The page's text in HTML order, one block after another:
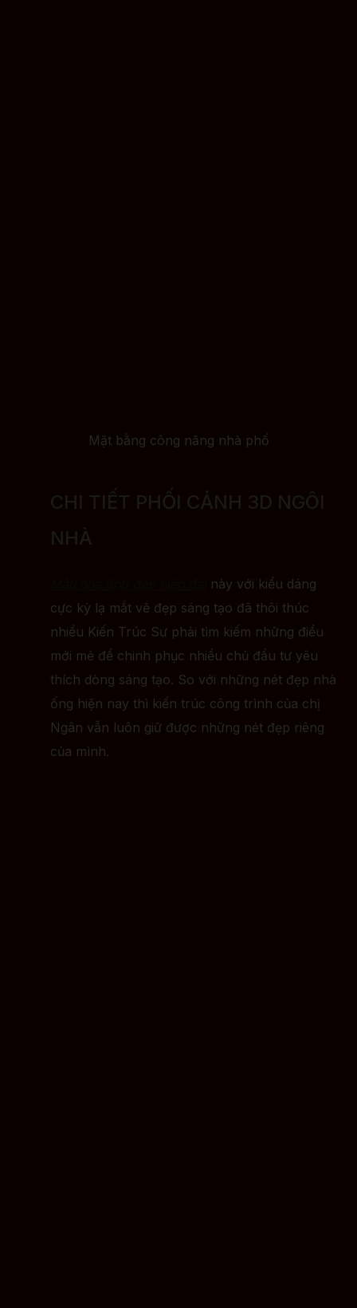
Mặt bằng công năng nhà phố
CHI TIẾT PHỐI CẢNH 3D NGÔI
NHÀ
này với kiểu dáng
cực kỳ lạ mắt vẽ đẹp sáng tạo đã thôi thúc
nhiều Kiến Trúc Sư phải tìm kiếm những điều
mới mẻ để chinh phục nhiều chủ đầu tư yêu
thích dòng sáng tạo. So với những nét đẹp nhà
ống hiện nay thì kiến trúc công trình của chị
Ngân vẫn luôn giữ được những nét đẹp riêng
của mình.